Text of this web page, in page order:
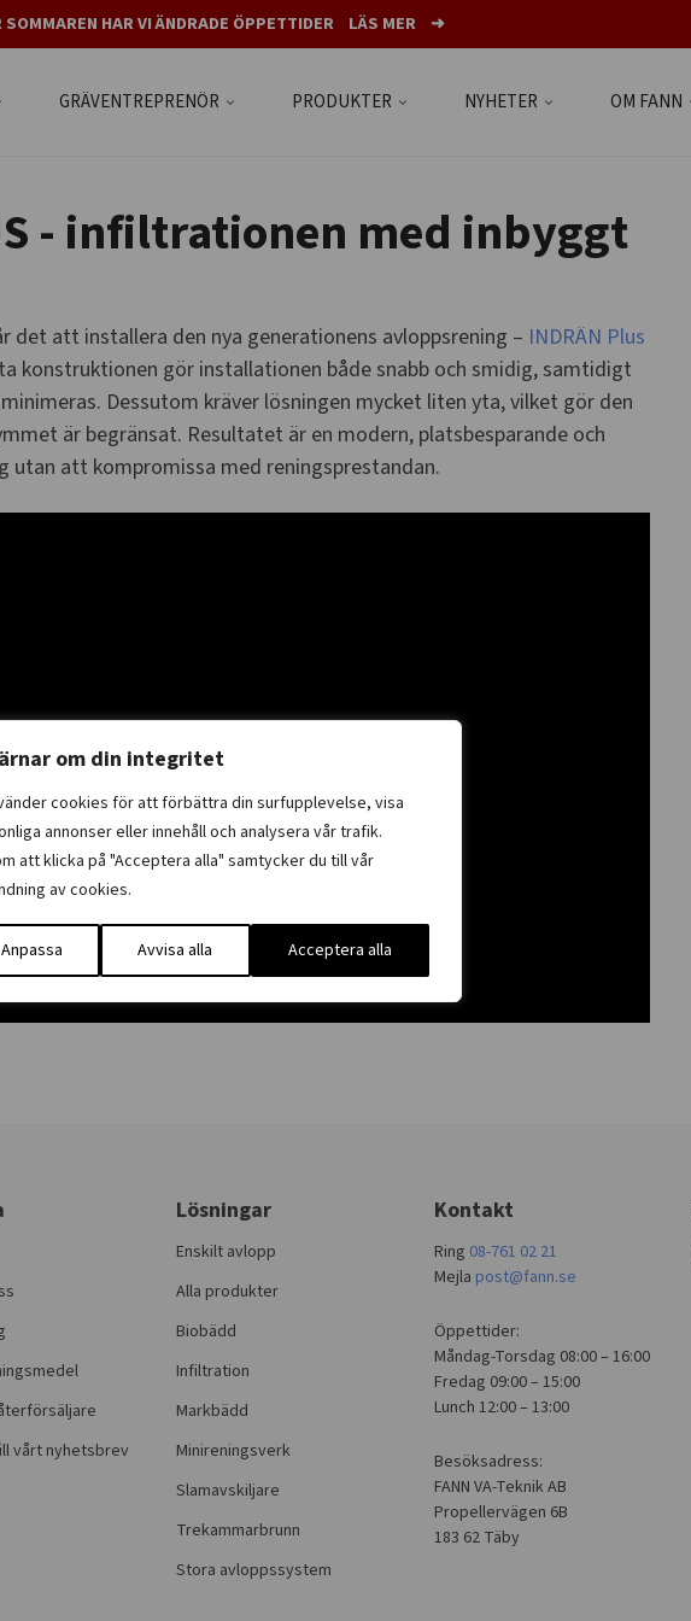
om din integritet
cookies för att förbättra din surfupplevelse, visa
annonser eller innehåll och analysera vår trafik.
att klicka på "Acceptera alla" samtycker du till vår
av cookies.
Anpassa Avvisa alla Acceptera alla
SOMMAREN HAR VI ÄNDRADE ÖPPETTIDER LÄS MER ➜
GRÄVENTREPRENÖR PRODUKTER NYHETER OM FANN
- infiltrationen med inbyggt
det att installera den nya generationens avloppsrening – INDRÄN Plus
konstruktionen gör installationen både snabb och smidig, samtidigt
Dessutom kräver lösningen mycket liten yta, vilket gör den
är begränsat. Resultatet är en modern, platsbesparande och
utan att kompromissa med reningsprestandan.
vårt nyhetsbrev
Lösningar
Enskilt avlopp
Alla produkter
Biobädd
Infiltration
Markbädd
Minireningsverk
Slamavskiljare
Trekammarbrunn
Stora avloppssystem
Kontakt
Ring 08-761 02 21
Mejla post@fann.se
Öppettider:
Måndag-Torsdag 08:00 – 16:00
Fredag 09:00 – 15:00
Lunch 12:00 – 13:00
Besöksadress:
FANN VA-Teknik AB
Propellervägen 6B
183 62 Täby